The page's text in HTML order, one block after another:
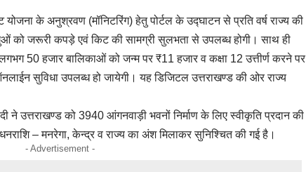
के अनुश्रवण (मॉनिटरिंग) हेतु पोर्टल के उद्घाटन से प्रति वर्ष राज्य की
को जरूरी कपड़े एवं किट की सामग्री सुलभता से उपलब्ध होगी। साथ ही
लगभग 50 हजार बालिकाओं को जन्म पर ₹11 हजार व कक्षा 12 उत्तीर्ण करने पर
सुविधा उपलब्ध हो जायेगी। यह डिजिटल उत्तराखण्ड की ओर राज्य
ने उत्तराखण्ड को 3940 आंगनवाड़ी भवनों निर्माण के लिए स्वीकृति प्रदान की
– मनरेगा, केन्द्र व राज्य का अंश मिलाकर सुनिश्चित की गई है।
- Advertisement -